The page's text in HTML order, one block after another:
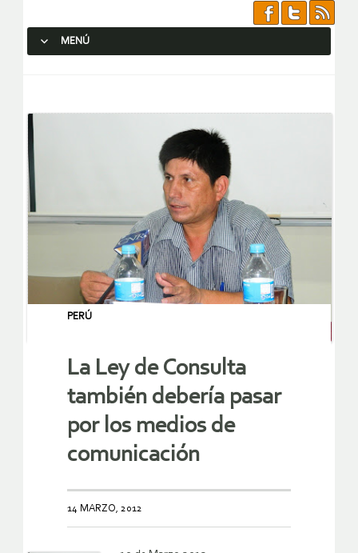
MENÚ
PERÚ
La Ley de Consulta
también debería pasar
por los medios de
comunicación
14 MARZO, 2012